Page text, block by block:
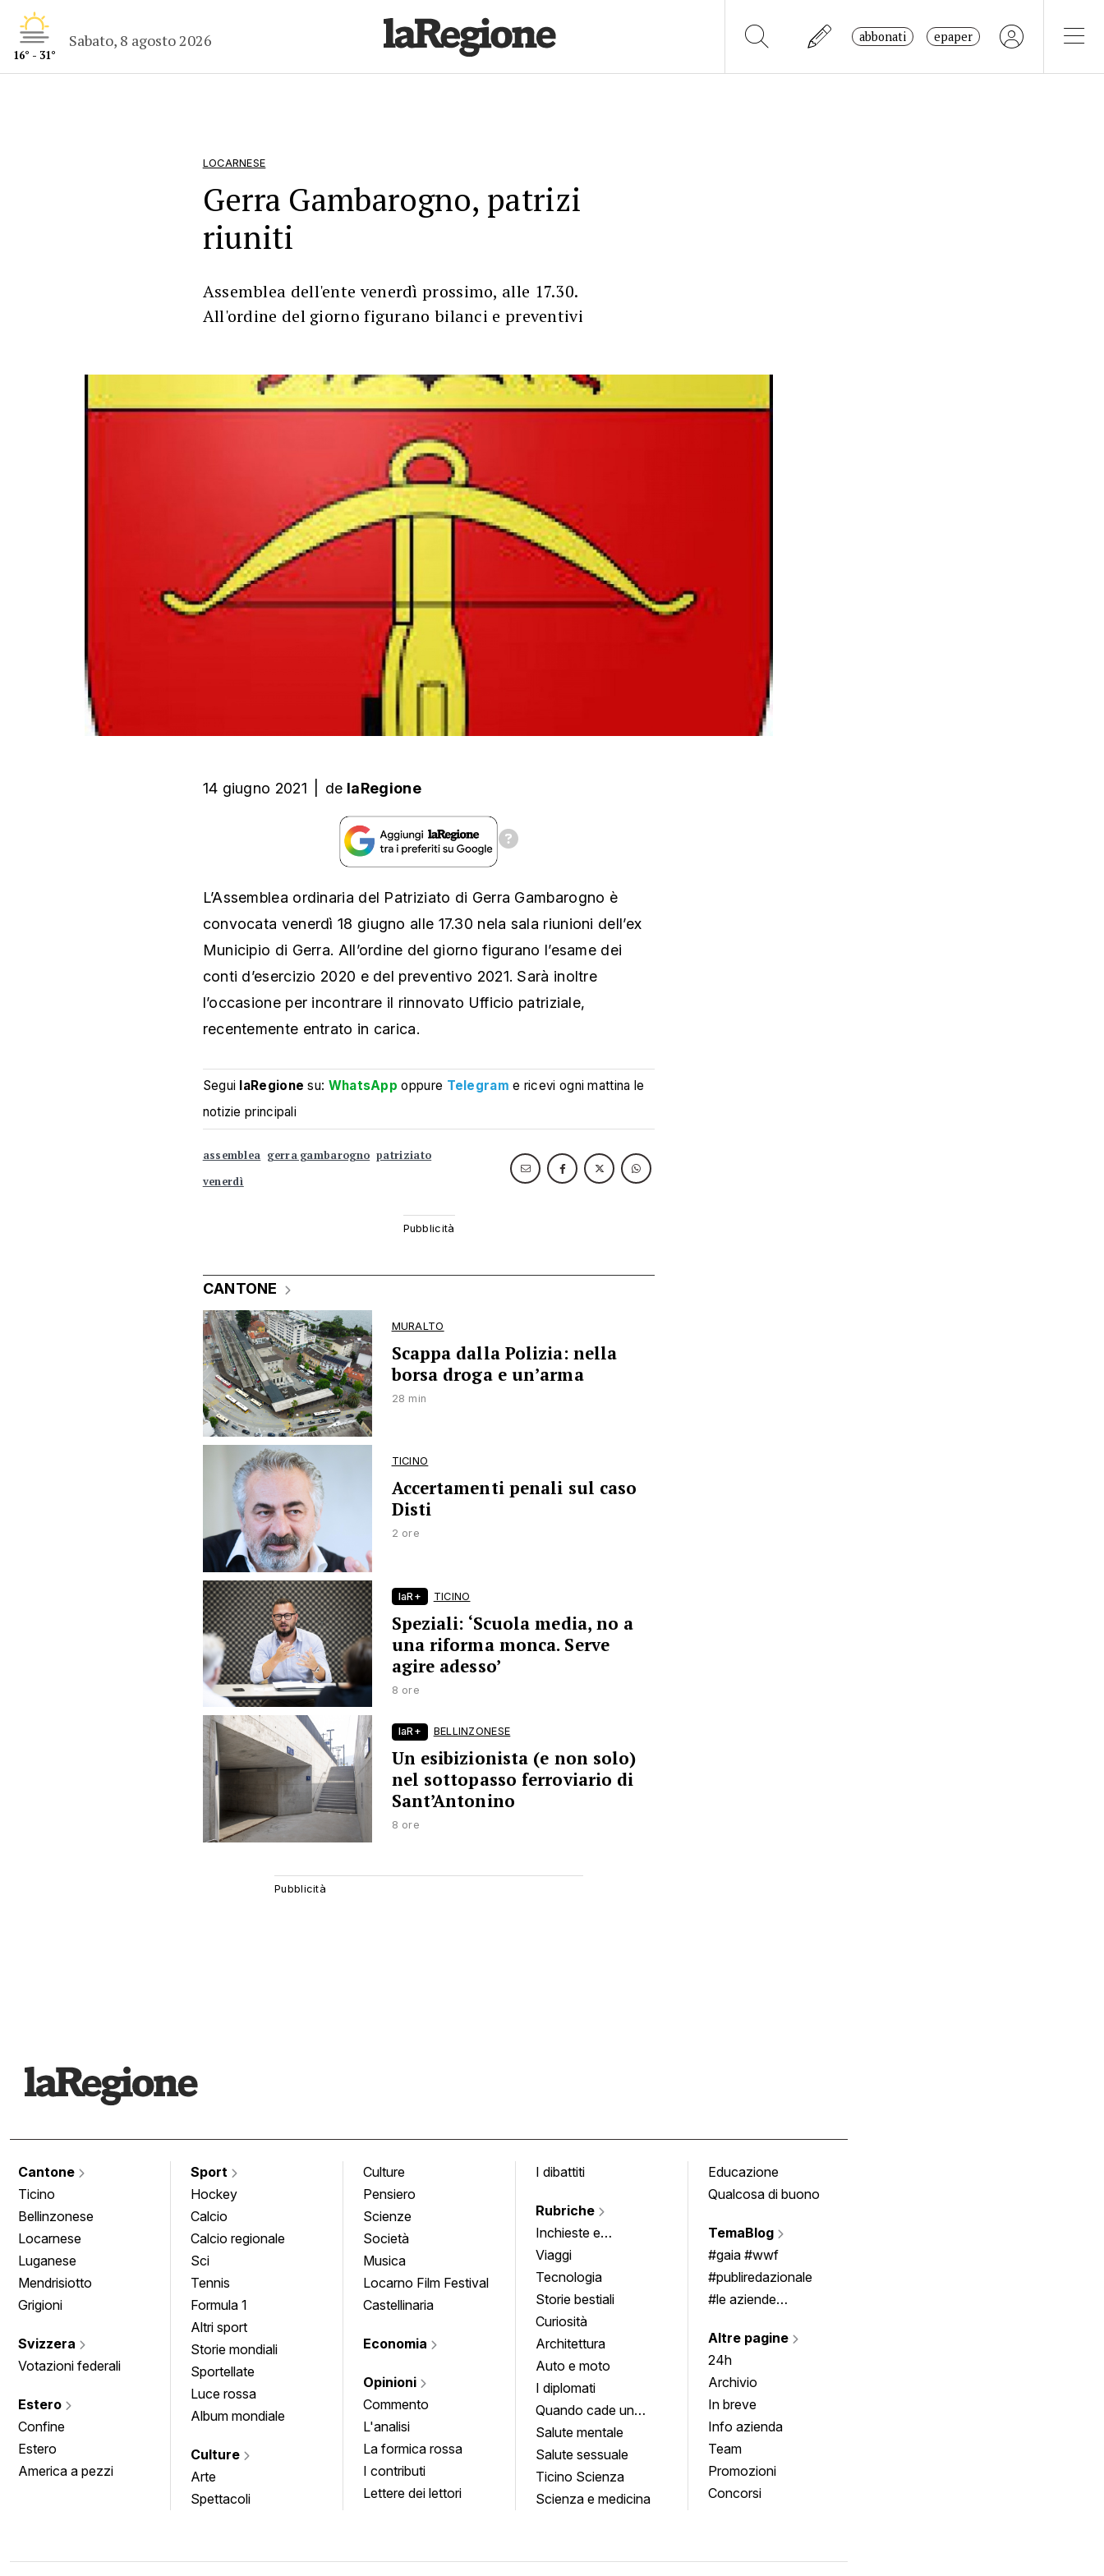
16° - 31°
Sabato, 8 agosto 2026 abbonati epaper
LOCARNESE
Gerra Gambarogno, patrizi
riuniti
Assemblea dell'ente venerdì prossimo, alle 17.30.
All'ordine del giorno figurano bilanci e preventivi
14 giugno 2021 de laRegione
L’Assemblea ordinaria del Patriziato di Gerra Gambarogno è
convocata venerdì 18 giugno alle 17.30 nela sala riunioni dell’ex
Municipio di Gerra. All’ordine del giorno figurano l’esame dei
conti d’esercizio 2020 e del preventivo 2021. Sarà inoltre
l’occasione per incontrare il rinnovato Ufficio patriziale,
recentemente entrato in carica.
Segui laRegione su: WhatsApp oppure Telegram e ricevi ogni mattina le
notizie principali
assemblea gerra gambarogno patriziato
venerdì
CANTONE
MURALTO
Scappa dalla Polizia: nella
borsa droga e un’arma
28 min
TICINO
Accertamenti penali sul caso
Disti
2 ore
laR+ TICINO
Speziali: ‘Scuola media, no a
una riforma monca. Serve
agire adesso’
8 ore
laR+ BELLINZONESE
Un esibizionista (e non solo)
nel sottopasso ferroviario di
Sant’Antonino
8 ore
Cantone
Ticino
Bellinzonese
Locarnese
Luganese
Mendrisiotto
Grigioni
Svizzera
Votazioni federali
Estero
Confine
Estero
America a pezzi
Sport
Hockey
Calcio
Calcio regionale
Sci
Tennis
Formula 1
Altri sport
Storie mondiali
Sportellate
Luce rossa
Album mondiale
Culture
Arte
Spettacoli
Culture
Pensiero
Scienze
Società
Musica
Locarno Film Festival
Castellinaria
Economia
Opinioni
Commento
L'analisi
La formica rossa
I contributi
Lettere dei lettori
I dibattiti
Rubriche
Inchieste e
approfondimenti
Viaggi
Tecnologia
Storie bestiali
Curiosità
Architettura
Auto e moto
I diplomati
Quando cade un
quadro
Salute mentale
Salute sessuale
Ticino Scienza
Scienza e medicina
Educazione
Qualcosa di buono
TemaBlog
#gaia #wwf
#publiredazionale
#le aziende
Altre pagine
24h
Archivio
In breve
Info azienda
Team
Promozioni
Concorsi